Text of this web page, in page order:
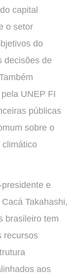
capital
o setor
do
decisões de
UNEP FI
públicas
sobre o
e
Takahashi,
brasileiro tem
recursos
aos